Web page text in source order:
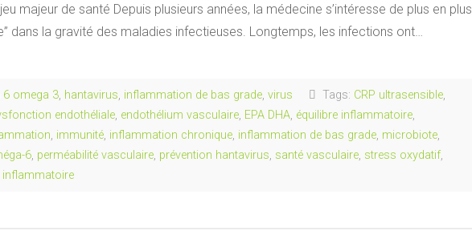
majeur de santé Depuis plusieurs années, la médecine s’intéresse de plus en plus
dans la gravité des maladies infectieuses. Longtemps, les infections ont…
6 omega 3, hantavirus, inflammation de bas grade, virus Tags: CRP ultrasensible,
endothéliale, endothélium vasculaire, EPA DHA, équilibre inflammatoire,
, immunité, inflammation chronique, inflammation de bas grade, microbiote,
6, perméabilité vasculaire, prévention hantavirus, santé vasculaire, stress oxydatif,
inflammatoire